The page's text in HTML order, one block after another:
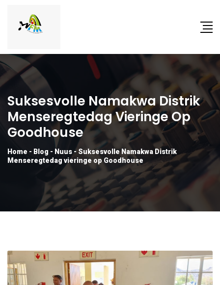
Suksesvolle Namakwa Distrik
Menseregtedag Vieringe Op
Goodhouse
Home - Blog - Nuus- Suksesvolle Namakwa Distrik
Menseregtedag vieringe op Goodhouse